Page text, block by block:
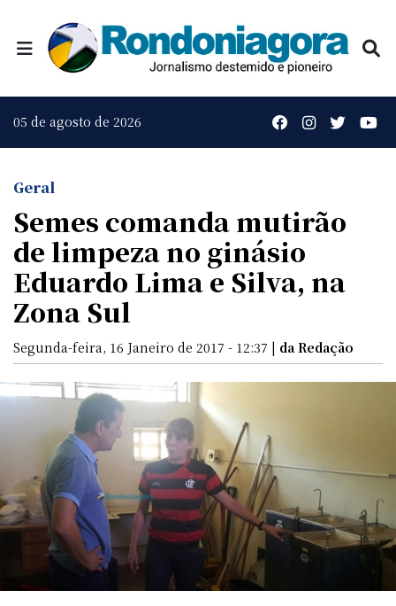
05 de agosto de 2026
Geral
Semes comanda mutirão
de limpeza no ginásio
Eduardo Lima e Silva, na
Zona Sul
Segunda-feira, 16 Janeiro de 2017 - 12:37 | da Redação